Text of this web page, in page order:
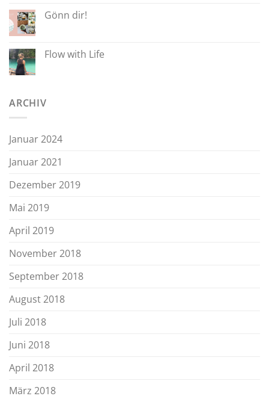
Gönn dir!
Flow with Life
ARCHIV
Januar 2024
Januar 2021
Dezember 2019
Mai 2019
April 2019
November 2018
September 2018
August 2018
Juli 2018
Juni 2018
April 2018
März 2018